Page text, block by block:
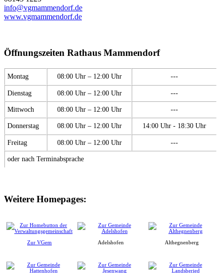
info@vgmammendorf.de
www.vgmammendorf.de
Öffnungszeiten Rathaus Mammendorf
Montag 08:00 Uhr – 12:00 Uhr ---
Dienstag 08:00 Uhr – 12:00 Uhr ---
Mittwoch 08:00 Uhr – 12:00 Uhr ---
Donnerstag 08:00 Uhr – 12:00 Uhr 14:00 Uhr - 18:30 Uhr
Freitag 08:00 Uhr – 12:00 Uhr ---
oder nach Terminabsprache
Weitere Homepages:
Zur VGem Adelshofen Althegnenberg